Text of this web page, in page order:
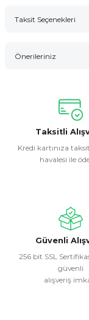
Taksit Seçenekleri
Önerileriniz
konularda
kullanarak
Görüş ve
Ürün resmi
Ürün fiyatı
Bu ürüne
Taksitli
Kredi kartınıza
havalesi ile
Güvenli
256 bit SSL
güvenli
alışveriş